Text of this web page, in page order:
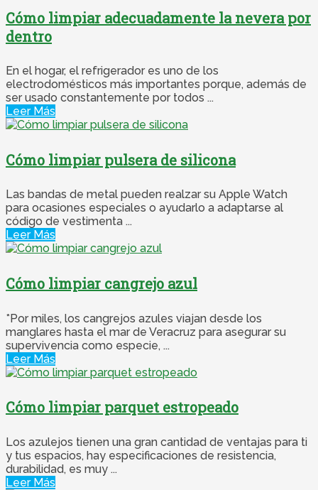
Cómo limpiar adecuadamente la nevera por
dentro
En el hogar, el refrigerador es uno de los
electrodomésticos más importantes porque, además de
ser usado constantemente por todos ...
Leer Más
Cómo limpiar pulsera de silicona
Las bandas de metal pueden realzar su Apple Watch
para ocasiones especiales o ayudarlo a adaptarse al
código de vestimenta ...
Leer Más
Cómo limpiar cangrejo azul
*Por miles, los cangrejos azules viajan desde los
manglares hasta el mar de Veracruz para asegurar su
supervivencia como especie, ...
Leer Más
Cómo limpiar parquet estropeado
Los azulejos tienen una gran cantidad de ventajas para ti
y tus espacios, hay especificaciones de resistencia,
durabilidad, es muy ...
Leer Más